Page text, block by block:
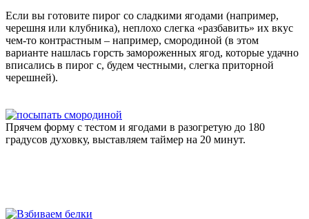
Если вы готовите пирог со сладкими ягодами (например,
черешня или клубника), неплохо слегка «разбавить» их вкус
чем-то контрастным – например, смородиной (в этом
варианте нашлась горсть замороженных ягод, которые удачно
вписались в пирог с, будем честными, слегка приторной
черешней).
Прячем форму с тестом и ягодами в разогретую до 180
градусов духовку, выставляем таймер на 20 минут.